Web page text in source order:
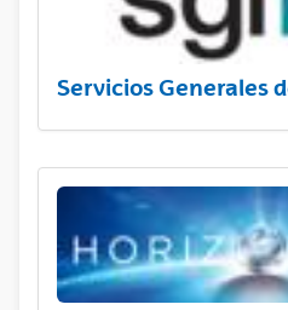
Servicios Generales